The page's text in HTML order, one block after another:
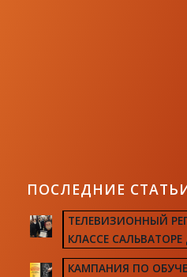
ПОСЛЕДНИЕ
ТЕЛЕВИЗИОННЫЙ
КЛАССЕ
КАМПАНИЯ ПО